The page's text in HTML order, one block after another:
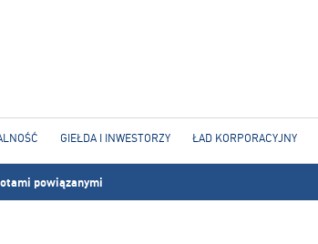
powiązanymi
GIEŁDA I INWESTORZY ŁAD KORPORACYJNY